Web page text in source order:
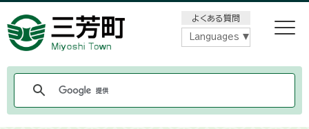
よくある質問
Languages